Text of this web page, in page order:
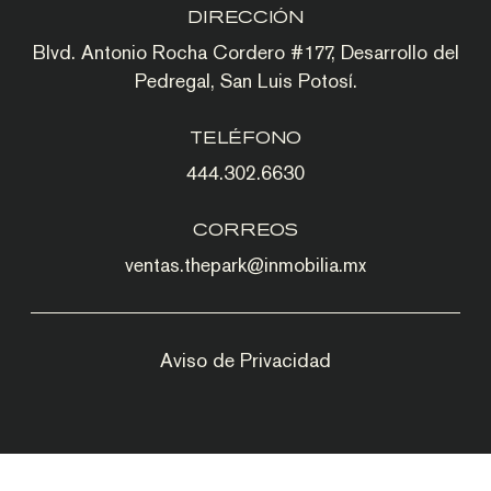
DIRECCIÓN
Blvd. Antonio Rocha Cordero #177, Desarrollo del
Pedregal, San Luis Potosí.
TELÉFONO
444.302.6630
CORREOS
ventas.thepark@inmobilia.mx
Aviso de Privacidad